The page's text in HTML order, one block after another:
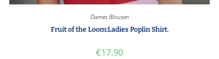
Dames Blousen
Fruit of the Loom:Ladies Poplin Shirt.
€17.90